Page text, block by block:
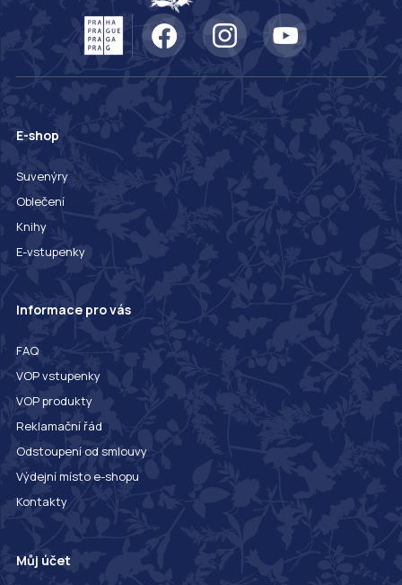
E-shop
Suvenýry
Oblečení
Knihy
E-vstupenky
Informace pro vás
FAQ
VOP vstupenky
VOP produkty
Reklamační řád
Odstoupení od smlouvy
Výdejní místo e-shopu
Kontakty
Můj účet